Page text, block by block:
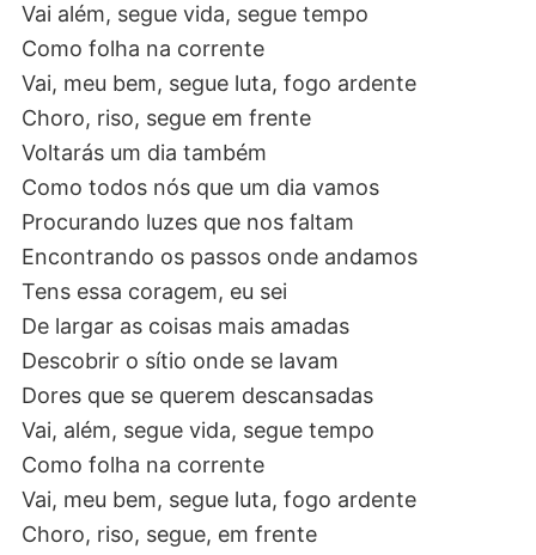
Vai além, segue vida, segue tempo
Como folha na corrente
Vai, meu bem, segue luta, fogo ardente
Choro, riso, segue em frente
Voltarás um dia também
Como todos nós que um dia vamos
Procurando luzes que nos faltam
Encontrando os passos onde andamos
Tens essa coragem, eu sei
De largar as coisas mais amadas
Descobrir o sítio onde se lavam
Dores que se querem descansadas
Vai, além, segue vida, segue tempo
Como folha na corrente
Vai, meu bem, segue luta, fogo ardente
Choro, riso, segue, em frente